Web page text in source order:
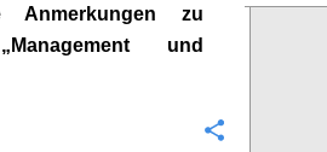
Anmerkungen zu
und